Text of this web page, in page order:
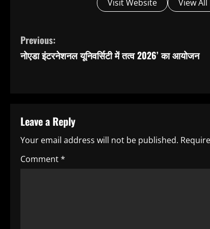
Visit Website View All
C
o
i
n
u
Previous:
नोएडा इंटरनेशनल यूनिवर्सिटी में तत्व 2026’ का आयोजन
Leave a Reply
Your email address will not be published.
Comment*